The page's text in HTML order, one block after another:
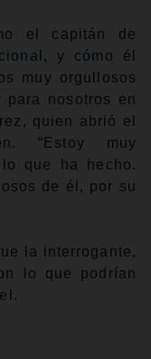
el capitán de
y cómo él
muy orgullosos
para nosotros en
quien abrió el
“Estoy muy
que ha hecho.
de él, por su
la interrogante,
lo que podrían